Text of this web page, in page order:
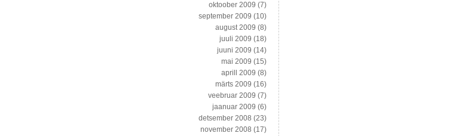
oktoober 2009 (7)
september 2009 (10)
august 2009 (8)
juuli 2009 (18)
juuni 2009 (14)
mai 2009 (15)
aprill 2009 (8)
märts 2009 (16)
veebruar 2009 (7)
jaanuar 2009 (6)
detsember 2008 (23)
november 2008 (17)